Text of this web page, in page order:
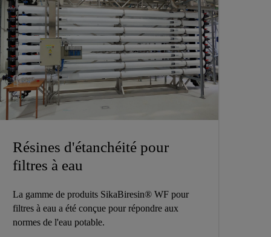
Résines d'étanchéité pour
filtres à eau
La gamme de produits SikaBiresin® WF pour
filtres à eau a été conçue pour répondre aux
normes de l'eau potable.